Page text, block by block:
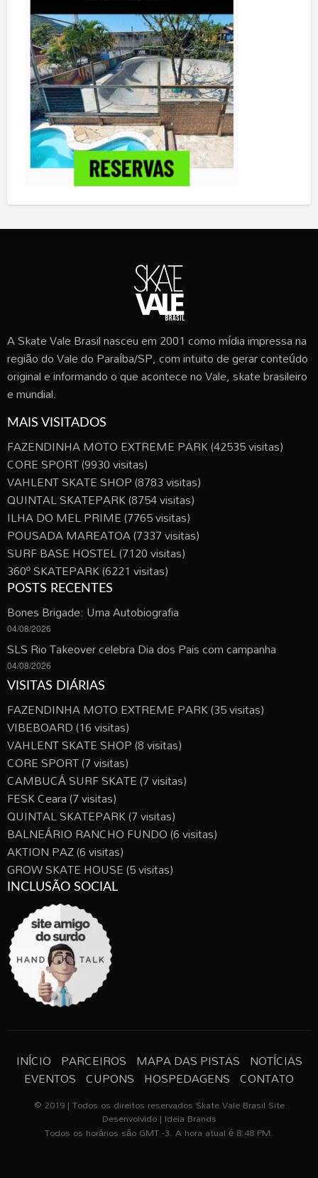
A Skate Vale Brasil nasceu em 2001 como mídia impressa na
região do Vale do Paraíba/SP, com intuito de gerar conteúdo
original e informando o que acontece no Vale, skate brasileiro
e mundial.
MAIS VISITADOS
FAZENDINHA MOTO EXTREME PARK(42535 visitas)
CORE SPORT(9930 visitas)
VAHLENT SKATE SHOP(8783 visitas)
QUINTAL SKATEPARK(8754 visitas)
ILHA DO MEL PRIME(7765 visitas)
POUSADA MAREATOA(7337 visitas)
SURF BASE HOSTEL(7120 visitas)
360º SKATEPARK(6221 visitas)
POSTS RECENTES
Bones Brigade: Uma Autobiografia
04/08/2026
SLS Rio Takeover celebra Dia dos Pais com campanha
04/08/2026
VISITAS DIÁRIAS
FAZENDINHA MOTO EXTREME PARK(35 visitas)
VIBEBOARD(16 visitas)
VAHLENT SKATE SHOP(8 visitas)
CORE SPORT(7 visitas)
CAMBUCÁ SURF SKATE(7 visitas)
FESK Ceara(7 visitas)
QUINTAL SKATEPARK(7 visitas)
BALNEÁRIO RANCHO FUNDO(6 visitas)
AKTION PAZ(6 visitas)
GROW SKATE HOUSE(5 visitas)
INCLUSÃO SOCIAL
INÍCIO PARCEIROS MAPA DAS PISTAS NOTÍCIAS
EVENTOS CUPONS HOSPEDAGENS CONTATO
© 2019 | Todos os direitos reservados Skate Vale Brasil Site
Desenvolvido | Ideia Brands
Todos os horários são GMT -3. A hora atual é 8:48 PM.